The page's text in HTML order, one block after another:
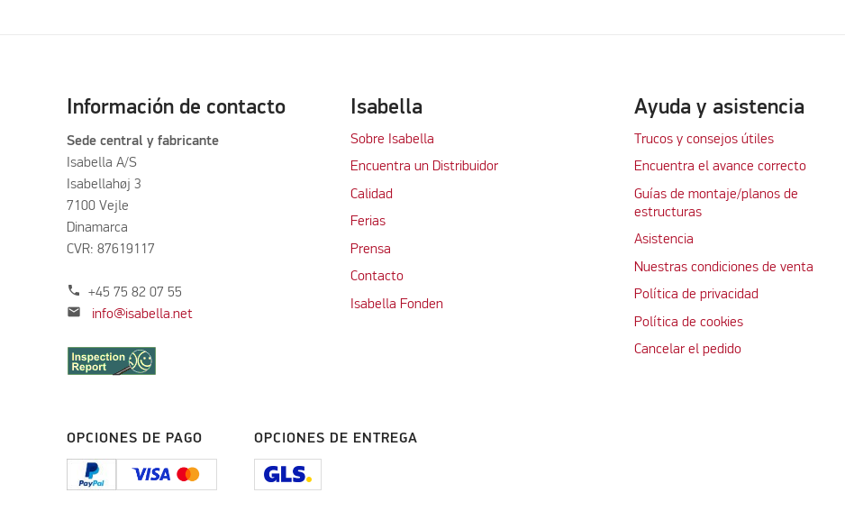
Información de contacto
Sede central y fabricante
Isabella A/S
Isabellahøj 3
7100 Vejle
Dinamarca
CVR: 87619117
phone +45 75 82 07 55
mail info@isabella.net
Isabella
Sobre Isabella
Encuentra un Distribuidor
Calidad
Ferias
Prensa
Contacto
Isabella Fonden
Ayuda y asistencia
Trucos y consejos útiles
Encuentra el avance correcto
Guías de montaje/planos de
estructuras
Asistencia
Nuestras condiciones de venta
Política de privacidad
Política de cookies
Cancelar el pedido
OPCIONES DE PAGO OPCIONES DE ENTREGA